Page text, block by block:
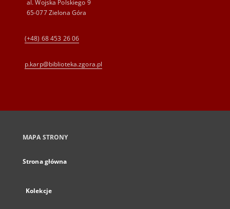
al. Wojska Polskiego 9
65-077 Zielona Góra
(+48) 68 453 26 06
p.karp@biblioteka.zgora.pl
MAPA STRONY
Strona główna
Kolekcje